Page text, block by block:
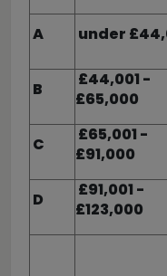
A under
B
£44,001 -
£65,000
C
£65,001 -
£91,000
D
£91,001 -
£123,000